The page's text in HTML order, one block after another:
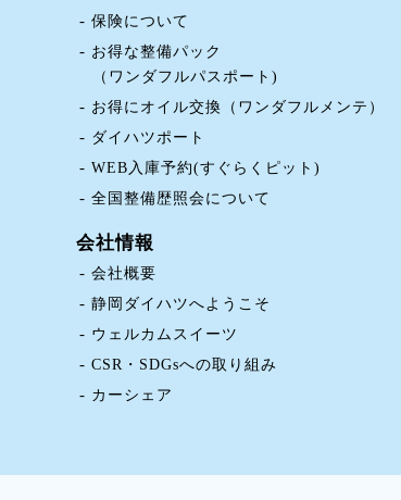
保険について
お得な整備パック
（ワンダフルパスポート)
お得にオイル交換（ワンダフルメンテ）
ダイハツポート
WEB入庫予約(すぐらくピット)
全国整備歴照会について
会社情報
会社概要
静岡ダイハツへようこそ
ウェルカムスイーツ
CSR・SDGsへの取り組み
カーシェア